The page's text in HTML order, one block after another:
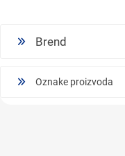
Brend
Oznake proizvoda